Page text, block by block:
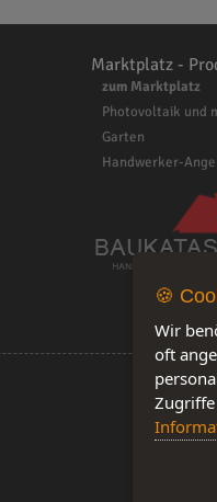
Marktplatz -
zum Marktplatz
Photovoltaik und
Garten
Handwerker-
🍪
Wir
oft